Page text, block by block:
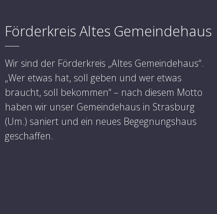
Förderkreis Altes Gemeindehaus
Wir sind der Förderkreis „Altes Gemeindehaus“.
„Wer etwas hat, soll geben und wer etwas
braucht, soll bekommen“ – nach diesem Motto
haben wir unser Gemeindehaus in Strasburg
(Um.) saniert und ein neues Begegnungshaus
geschaffen.